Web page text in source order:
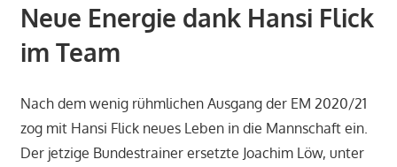
Neue Energie dank Hansi Flick
im Team
Nach dem wenig rühmlichen Ausgang der EM 2020/21
zog mit Hansi Flick neues Leben in die Mannschaft ein.
Der jetzige Bundestrainer ersetzte Joachim Löw, unter